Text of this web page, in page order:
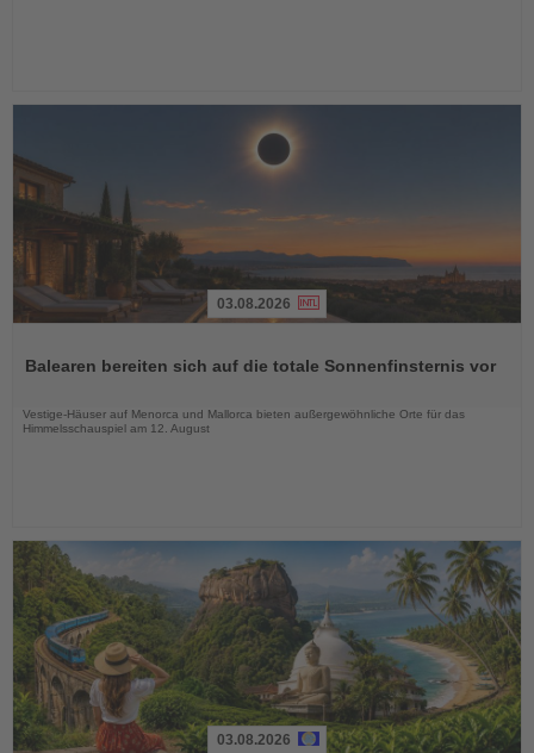
die
03.08.2026
Balearen bereiten sich auf die totale Sonnenfinsternis vor
Vestige-Häuser auf Menorca und Mallorca bieten außergewöhnliche Orte für das
Himmelsschauspiel am 12. August
03.08.2026